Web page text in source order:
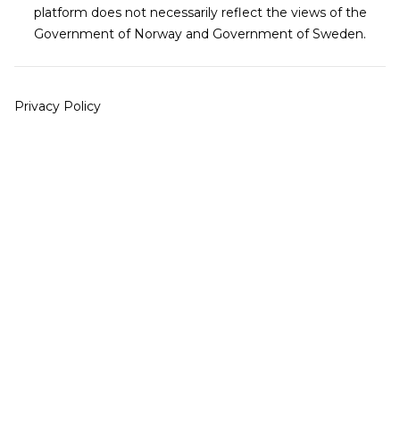
platform does not necessarily reflect the views of the
Government of Norway and Government of Sweden.
Privacy Policy